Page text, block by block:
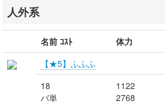
人外系
名前 ｺｽﾄ 体力
【★5】ふふふ
18
バ単
1122
2768